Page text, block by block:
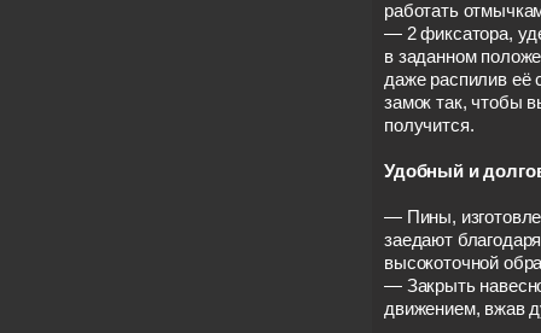
работать
— 2 фиксатора,
в заданном
даже распилив её
замок так, чтобы
получится.
Удобный и
— Пины,
заедают
высокоточной
— Закрыть
движением, вжав